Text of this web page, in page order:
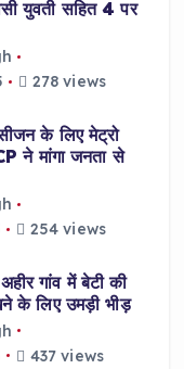
युवती सहित 4 पर
278 views
के लिए मेट्रो
ने मांगा जनता से
254 views
गांव में बेटी की
के लिए उमड़ी भीड़
437 views